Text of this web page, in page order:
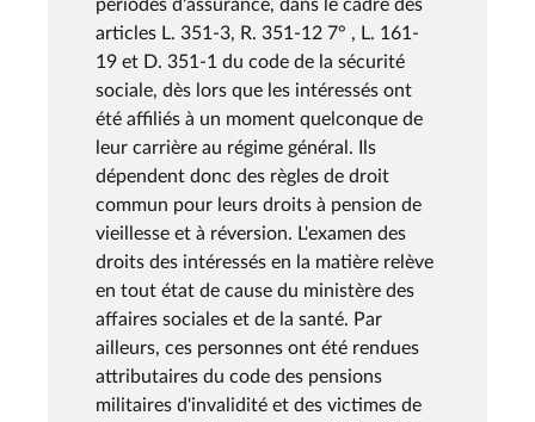
périodes d'assurance, dans le cadre des
articles L. 351-3, R. 351-12 7° , L. 161-
19 et D. 351-1 du code de la sécurité
sociale, dès lors que les intéressés ont
été affiliés à un moment quelconque de
leur carrière au régime général. Ils
dépendent donc des règles de droit
commun pour leurs droits à pension de
vieillesse et à réversion. L'examen des
droits des intéressés en la matière relève
en tout état de cause du ministère des
affaires sociales et de la santé. Par
ailleurs, ces personnes ont été rendues
attributaires du code des pensions
militaires d'invalidité et des victimes de